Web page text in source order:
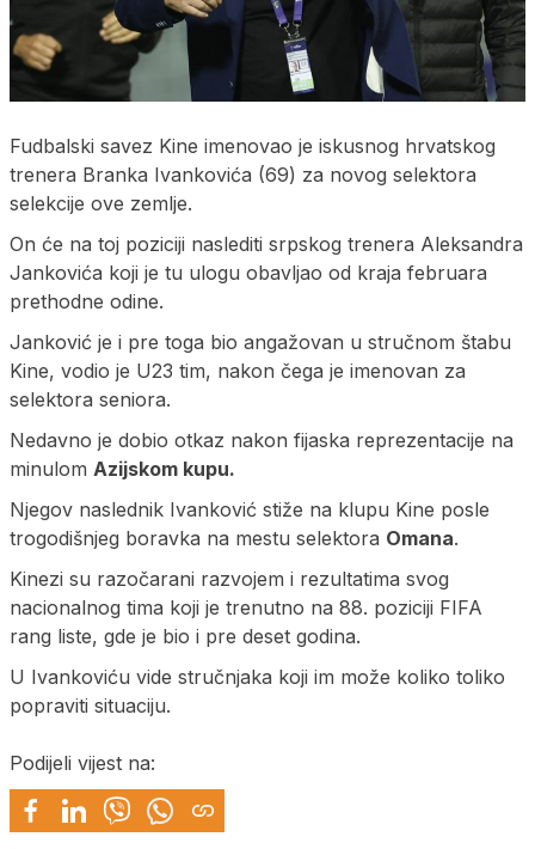
Fudbalski savez Kine imenovao je iskusnog hrvatskog
trenera Branka Ivankovića (69) za novog selektora
selekcije ove zemlje.
On će na toj poziciji naslediti srpskog trenera Aleksandra
Jankovića koji je tu ulogu obavljao od kraja februara
prethodne odine.
Janković je i pre toga bio angažovan u stručnom štabu
Kine, vodio je U23 tim, nakon čega je imenovan za
selektora seniora.
Nedavno je dobio otkaz nakon fijaska reprezentacije na
minulom Azijskom kupu.
Njegov naslednik Ivanković stiže na klupu Kine posle
trogodišnjeg boravka na mestu selektora Omana.
Kinezi su razočarani razvojem i rezultatima svog
nacionalnog tima koji je trenutno na 88. poziciji FIFA
rang liste, gde je bio i pre deset godina.
U Ivankoviću vide stručnjaka koji im može koliko toliko
popraviti situaciju.
Podijeli vijest na: